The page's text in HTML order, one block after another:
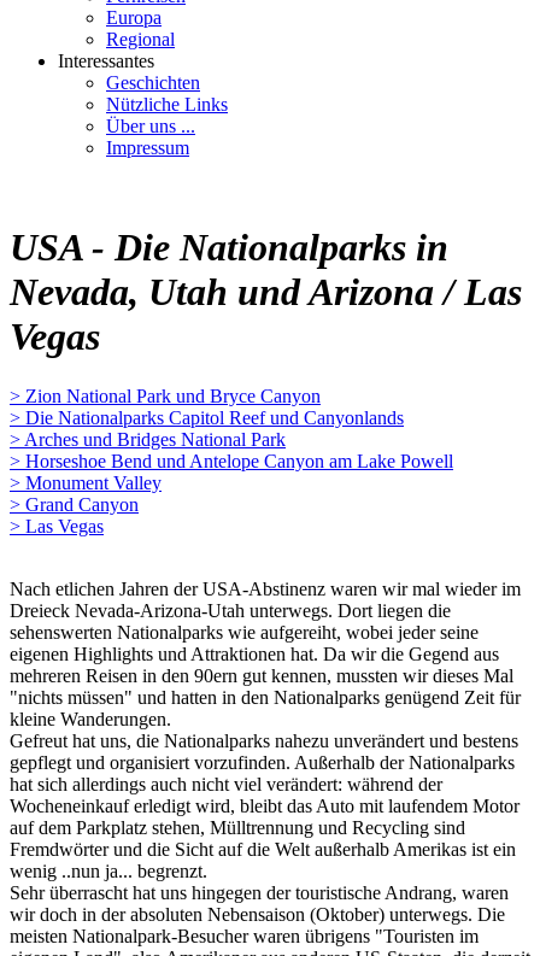
Europa
Regional
Interessantes
Geschichten
Nützliche Links
Über uns ...
Impressum
USA - Die Nationalparks in
Nevada, Utah und Arizona / Las
Vegas
> Zion National Park und Bryce Canyon
> Die Nationalparks Capitol Reef und Canyonlands
> Arches und Bridges National Park
> Horseshoe Bend und Antelope Canyon am Lake Powell
> Monument Valley
> Grand Canyon
> Las Vegas
Nach etlichen Jahren der USA-Abstinenz waren wir mal wieder im
Dreieck Nevada-Arizona-Utah unterwegs. Dort liegen die
sehenswerten Nationalparks wie aufgereiht, wobei jeder seine
eigenen Highlights und Attraktionen hat. Da wir die Gegend aus
mehreren Reisen in den 90ern gut kennen, mussten wir dieses Mal
"nichts müssen" und hatten in den Nationalparks genügend Zeit für
kleine Wanderungen.
Gefreut hat uns, die Nationalparks nahezu unverändert und bestens
gepflegt und organisiert vorzufinden. Außerhalb der Nationalparks
hat sich allerdings auch nicht viel verändert: während der
Wocheneinkauf erledigt wird, bleibt das Auto mit laufendem Motor
auf dem Parkplatz stehen, Mülltrennung und Recycling sind
Fremdwörter und die Sicht auf die Welt außerhalb Amerikas ist ein
wenig ..nun ja... begrenzt.
Sehr überrascht hat uns hingegen der touristische Andrang, waren
wir doch in der absoluten Nebensaison (Oktober) unterwegs. Die
meisten Nationalpark-Besucher waren übrigens "Touristen im